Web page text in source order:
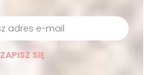
ZAPISZ SIĘ